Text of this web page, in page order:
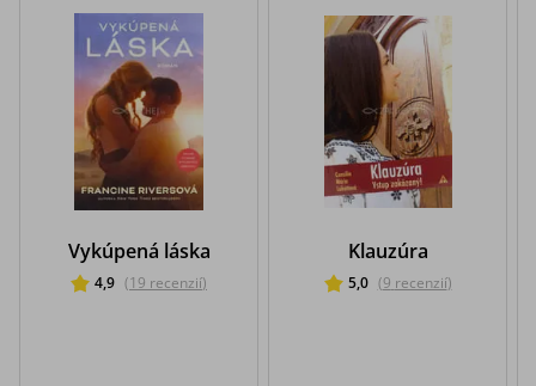
Vykúpená láska
4,9 (19 recenzií)
Klauzúra
5,0 (9 recenzií)